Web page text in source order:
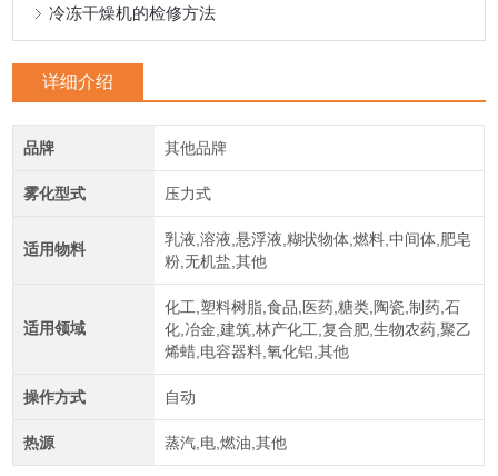
冷冻干燥机的检修方法
详细介绍
品牌 其他品牌
雾化型式 压力式
适用物料
乳液,溶液,悬浮液,糊状物体,燃料,中间体,肥皂
粉,无机盐,其他
适用领域
化工,塑料树脂,食品,医药,糖类,陶瓷,制药,石
化,冶金,建筑,林产化工,复合肥,生物农药,聚乙
烯蜡,电容器料,氧化铝,其他
操作方式 自动
热源 蒸汽,电,燃油,其他